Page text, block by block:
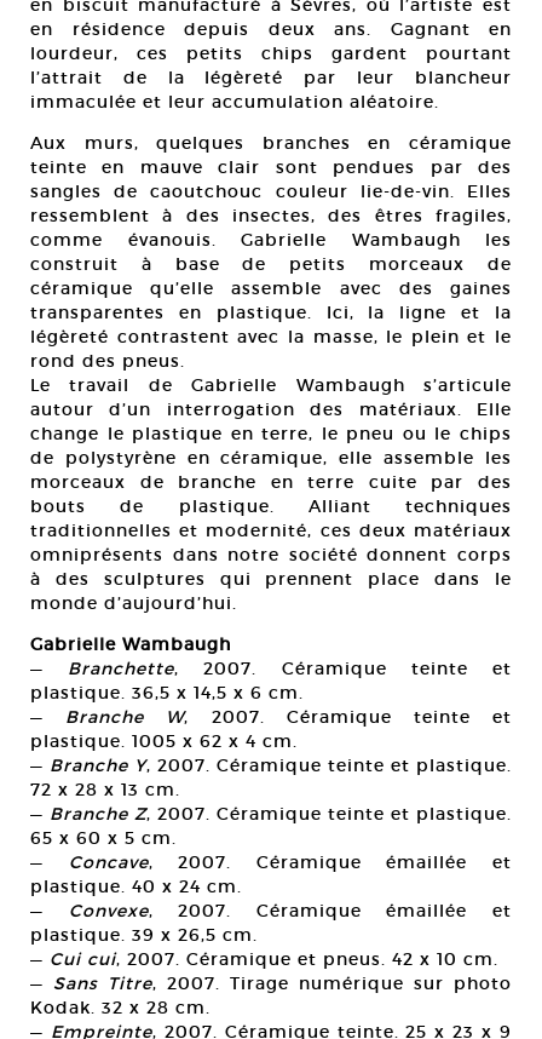
en biscuit manufacturé à Sèvres, où l’artiste est
en résidence depuis deux ans. Gagnant en
lourdeur, ces petits chips gardent pourtant
l’attrait de la légèreté par leur blancheur
immaculée et leur accumulation aléatoire.
Aux murs, quelques branches en céramique
teinte en mauve clair sont pendues par des
sangles de caoutchouc couleur lie-de-vin. Elles
ressemblent à des insectes, des êtres fragiles,
comme évanouis. Gabrielle Wambaugh les
construit à base de petits morceaux de
céramique qu’elle assemble avec des gaines
transparentes en plastique. Ici, la ligne et la
légèreté contrastent avec la masse, le plein et le
rond des pneus.
Le travail de Gabrielle Wambaugh s’articule
autour d’un interrogation des matériaux. Elle
change le plastique en terre, le pneu ou le chips
de polystyrène en céramique, elle assemble les
morceaux de branche en terre cuite par des
bouts de plastique. Alliant techniques
traditionnelles et modernité, ces deux matériaux
omniprésents dans notre société donnent corps
à des sculptures qui prennent place dans le
monde d’aujourd’hui.
Gabrielle Wambaugh
— Branchette, 2007. Céramique teinte et
plastique. 36,5 x 14,5 x 6 cm.
— Branche W, 2007. Céramique teinte et
plastique. 1005 x 62 x 4 cm.
— Branche Y, 2007. Céramique teinte et plastique.
72 x 28 x 13 cm.
— Branche Z, 2007. Céramique teinte et plastique.
65 x 60 x 5 cm.
— Concave, 2007. Céramique émaillée et
plastique. 40 x 24 cm.
— Convexe, 2007. Céramique émaillée et
plastique. 39 x 26,5 cm.
— Cui cui, 2007. Céramique et pneus. 42 x 10 cm.
— Sans Titre, 2007. Tirage numérique sur photo
Kodak. 32 x 28 cm.
— Empreinte, 2007. Céramique teinte. 25 x 23 x 9